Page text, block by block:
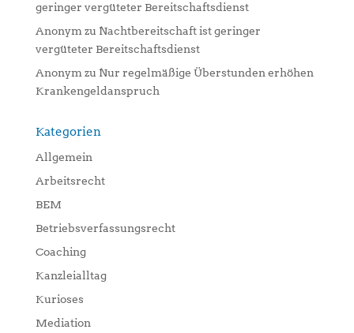
geringer vergüteter Bereitschaftsdienst
Anonym zu Nachtbereitschaft ist geringer
vergüteter Bereitschaftsdienst
Anonym zu Nur regelmäßige Überstunden erhöhen
Krankengeldanspruch
Kategorien
Allgemein
Arbeitsrecht
BEM
Betriebsverfassungsrecht
Coaching
Kanzleialltag
Kurioses
Mediation